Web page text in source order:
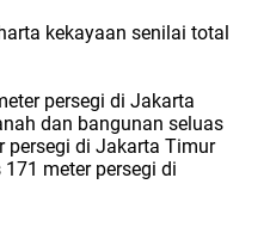
kekayaan senilai total
persegi di Jakarta
dan bangunan seluas
persegi di Jakarta Timur
meter persegi di